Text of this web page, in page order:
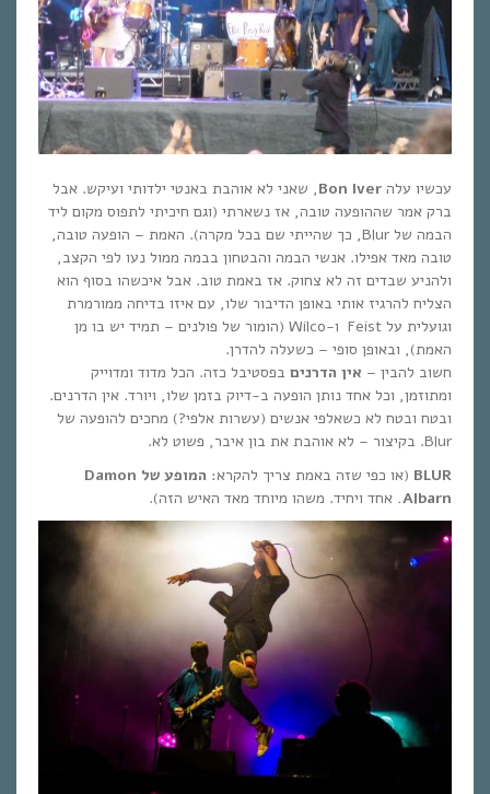
עכשיו עלה Bon Iver, שאני לא אוהבת באנטי ילדותי ועיקש. אבל
ברק אמר שההופעה טובה, אז נשארתי (וגם חיכיתי לתפוס מקום ליד
הבמה של Blur, כך שהייתי שם בכל מקרה). האמת – הופעה טובה,
טובה מאד אפילו. אנשי הבמה והבטחון בבמה ממול נעו לפי הקצב,
ולהניע שבדים זה לא צחוק. אז באמת טוב. אבל איכשהו בסוף הוא
הצליח להרגיז אותי באופן הדיבור שלו, עם איזו בדיחה ממורמרת
וגועלית על Feist ו-Wilco (הומור של פולנים – תמיד יש בו מן
האמת), ובאופן סופי – כשעלה להדרן.
חשוב להבין – אין הדרנים בפסטיבל כזה. הכל מדוד ומדוייק
ומתוזמן, וכל אחד נותן הופעה ב-דיוק בזמן שלו, ויורד. אין הדרנים.
ובטח ובטח לא כשאלפי אנשים (עשרות אלפי?) מחכים להופעה של
Blur. בקיצור – לא אוהבת את בון איבר, פשוט לא.
BLUR (או כפי שזה באמת צריך להקרא: המופע של Damon
Albarn
. אחד ויחיד. משהו מיוחד מאד האיש הזה).